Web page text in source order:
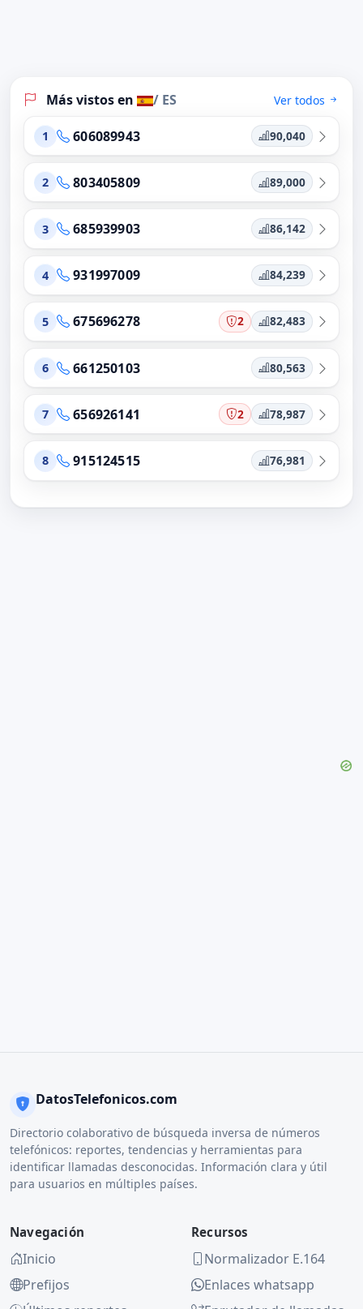
Más vistos en / ES Ver todos
1 606089943 90,040
2 803405809 89,000
3 685939903 86,142
4 931997009 84,239
5 675696278 2 82,483
6 661250103 80,563
7 656926141 2 78,987
8 915124515 76,981
DatosTelefonicos.com
Directorio colaborativo de búsqueda inversa de números
telefónicos: reportes, tendencias y herramientas para
identificar llamadas desconocidas. Información clara y útil
para usuarios en múltiples países.
Navegación
Inicio
Prefijos
Recursos
Normalizador E.164
Enlaces whatsapp